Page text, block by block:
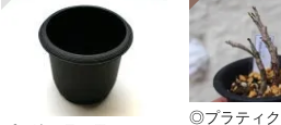
◎プラティ